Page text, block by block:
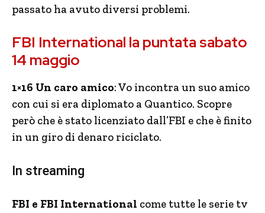
passato ha avuto diversi problemi.
FBI International la puntata sabato
14 maggio
1×16 Un caro amico: Vo incontra un suo amico
con cui si era diplomato a Quantico. Scopre
però che è stato licenziato dall’FBI e che è finito
in un giro di denaro riciclato.
In streaming
FBI e FBI International come tutte le serie tv